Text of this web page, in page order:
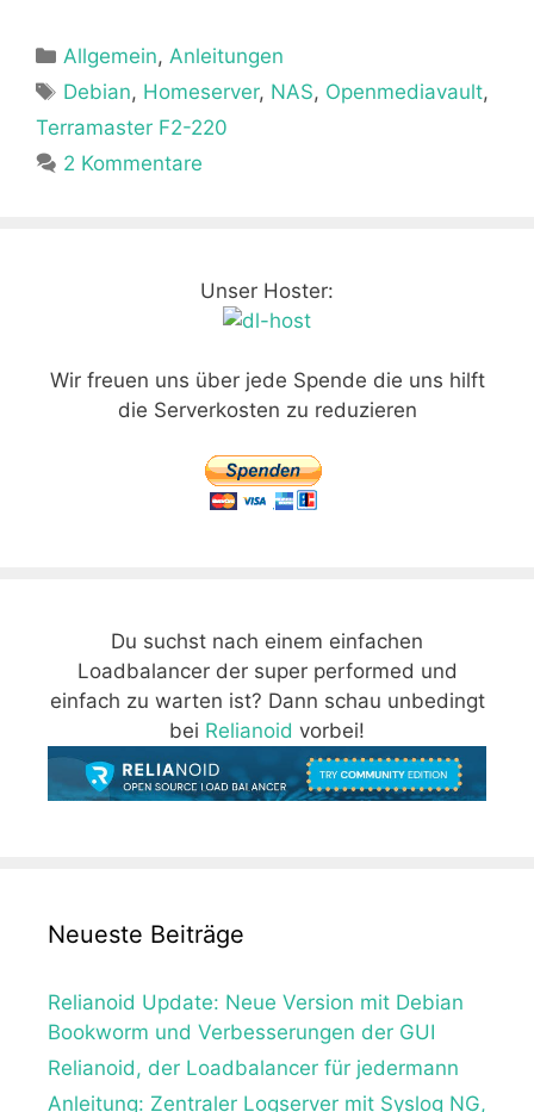
e
b
o
o
o
d
o
n
l
s
A
p
Kategorien
Allgemein,Anleitungen
Schlagwörter
Debian, Homeserver, NAS, Openmediavault,
Terramaster F2-220
2 Kommentare
Unser Hoster:
Wir freuen uns über jede Spende die uns hilft
die Serverkosten zu reduzieren
Du suchst nach einem einfachen
Loadbalancer der super performed und
einfach zu warten ist? Dann schau unbedingt
bei Relianoid vorbei!
Neueste Beiträge
Relianoid Update: Neue Version mit Debian
Bookworm und Verbesserungen der GUI
Relianoid, der Loadbalancer für jedermann
Anleitung: Zentraler Logserver mit Syslog NG,